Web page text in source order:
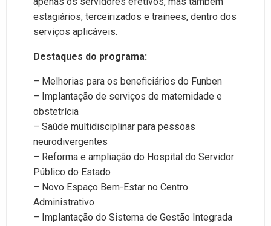
estagiários, terceirizados e trainees, dentro dos
serviços aplicáveis.
Destaques do programa:
– Melhorias para os beneficiários do Funben
– Implantação de serviços de maternidade e
obstetrícia
– Saúde multidisciplinar para pessoas
neurodivergentes
– Reforma e ampliação do Hospital do Servidor
Público do Estado
– Novo Espaço Bem-Estar no Centro
Administrativo
– Implantação do Sistema de Gestão Integrada